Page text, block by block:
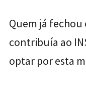
Quem já fechou
contribuía ao
optar por esta